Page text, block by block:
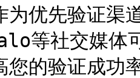
为优先验证渠
等社交媒体
您的验证成功